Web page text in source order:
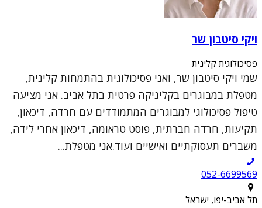
ויקי סיטבון שר
פסיכולוגית קלינית
שמי ויקי סיטבון שר, ואני פסיכולוגית בהתמחות קלינית,
מטפלת במבוגרים בקליניקה פרטית בתל אביב. אני מציעה
טיפול פסיכולוגי למבוגרים המתמודדים עם חרדה, דיכאון,
תקיעות, חרדה חברתית, פוסט טראומה, דיכאון אחרי לידה,
משברים תעסוקתיים ואישיים ועוד.אני מטפלת...
052-6699569
תל אביב-יפו, ישראל